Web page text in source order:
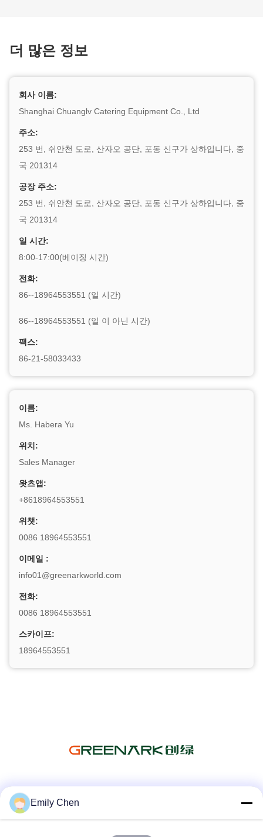
더 많은 정보
회사 이름:
Shanghai Chuanglv Catering Equipment Co., Ltd
주소:
253 번, 쉬안천 도로, 산자오 공단, 포동 신구가 상하입니다, 중
국 201314
공장 주소:
253 번, 쉬안천 도로, 산자오 공단, 포동 신구가 상하입니다, 중
국 201314
일 시간:
8:00-17:00(베이징 시간)
전화:
86--18964553551 (일 시간)
86--18964553551 (일 이 아닌 시간)
팩스:
86-21-58033433
이름:
Ms. Habera Yu
위치:
Sales Manager
왓츠앱:
+8618964553551
위챗:
0086 18964553551
이메일 :
info01@greenarkworld.com
전화:
0086 18964553551
스카이프:
18964553551
Emily Chen